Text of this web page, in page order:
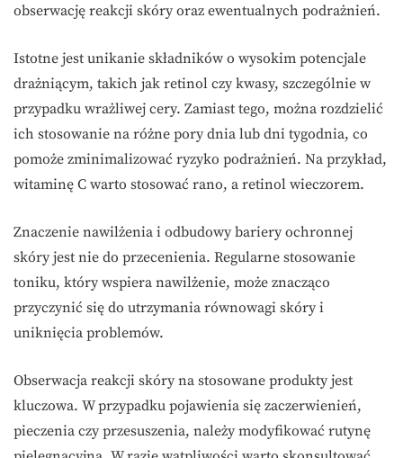
obserwację reakcji skóry oraz ewentualnych podrażnień.
Istotne jest unikanie składników o wysokim potencjale
drażniącym, takich jak retinol czy kwasy, szczególnie w
przypadku wrażliwej cery. Zamiast tego, można rozdzielić
ich stosowanie na różne pory dnia lub dni tygodnia, co
pomoże zminimalizować ryzyko podrażnień. Na przykład,
witaminę C warto stosować rano, a retinol wieczorem.
Znaczenie nawilżenia i odbudowy bariery ochronnej
skóry jest nie do przecenienia. Regularne stosowanie
toniku, który wspiera nawilżenie, może znacząco
przyczynić się do utrzymania równowagi skóry i
uniknięcia problemów.
Obserwacja reakcji skóry na stosowane produkty jest
kluczowa. W przypadku pojawienia się zaczerwienień,
pieczenia czy przesuszenia, należy modyfikować rutynę